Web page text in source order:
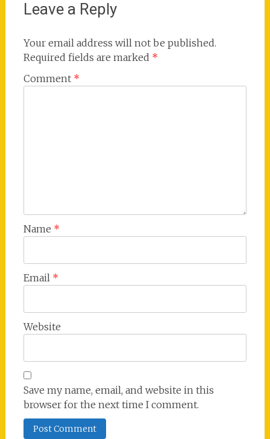
Leave a Reply
Your email address will not be published.
Required fields are marked *
Comment *
Name *
Email *
Website
Save my name, email, and website in this
browser for the next time I comment.